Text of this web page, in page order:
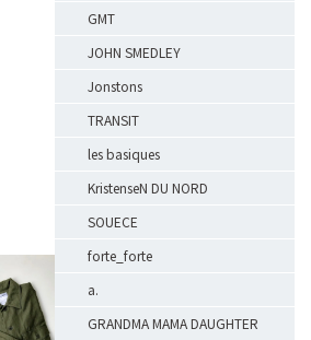
GMT
JOHN SMEDLEY
Jonstons
TRANSIT
les basiques
KristenseN DU NORD
SOUECE
forte_forte
a.
GRANDMA MAMA DAUGHTER